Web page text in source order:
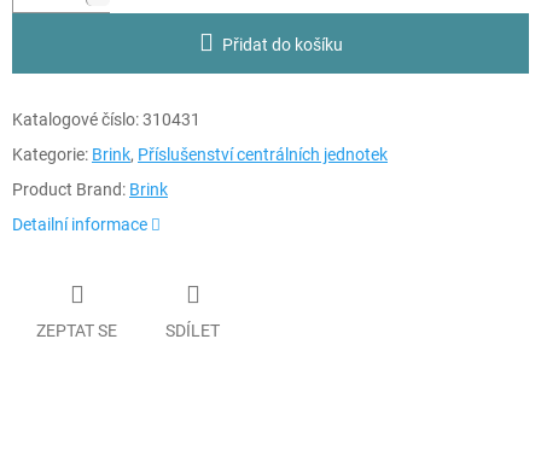
Přidat do košíku
Katalogové číslo:310431
Kategorie: Brink, Příslušenství centrálních jednotek
Product Brand: Brink
Detailní informace
ZEPTAT SE SDÍLET